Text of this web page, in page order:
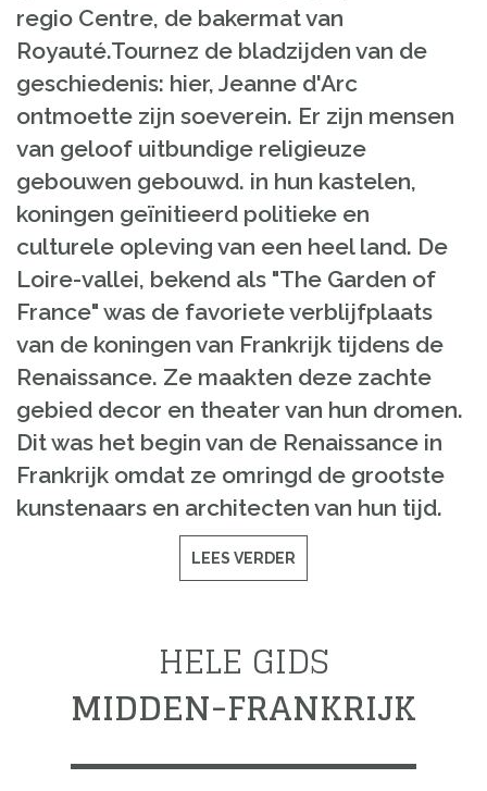
regio Centre, de bakermat van
Royauté.Tournez de bladzijden van de
geschiedenis: hier, Jeanne d'Arc
ontmoette zijn soeverein. Er zijn mensen
van geloof uitbundige religieuze
gebouwen gebouwd. in hun kastelen,
koningen geïnitieerd politieke en
culturele opleving van een heel land. De
Loire-vallei, bekend als "The Garden of
France" was de favoriete verblijfplaats
van de koningen van Frankrijk tijdens de
Renaissance. Ze maakten deze zachte
gebied decor en theater van hun dromen.
Dit was het begin van de Renaissance in
Frankrijk omdat ze omringd de grootste
kunstenaars en architecten van hun tijd.
LEES VERDER
HELE GIDS
MIDDEN-FRANKRIJK